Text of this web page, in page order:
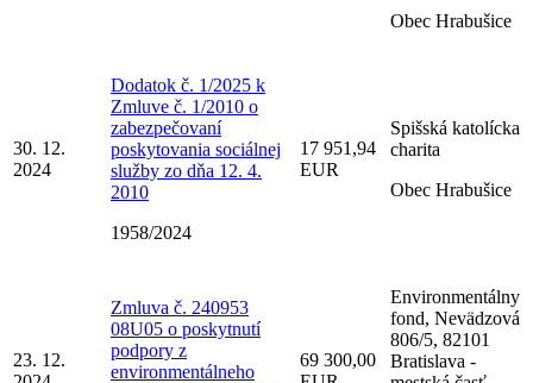
Obec Hrabušice
30. 12.
2024
Dodatok č. 1/2025 k
Zmluve č. 1/2010 o
zabezpečovaní
poskytovania sociálnej
služby zo dňa 12. 4.
2010
1958/2024
17 951,94
EUR
Spišská katolícka
charita
Obec Hrabušice
23. 12.
Zmluva č. 240953
08U05 o poskytnutí
podpory z
environmentálneho
69 300,00
Environmentálny
fond, Nevädzová
806/5, 82101
Bratislava -